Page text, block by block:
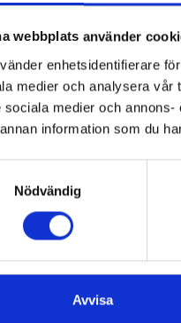
webbplats använder
enhetsidentifierare
medier och analysera vår
sociala medier och
information som du
Nödvändig
Avvisa